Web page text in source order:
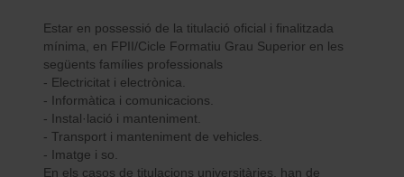
Estar en possessió de la titulació oficial i finalitzada
mínima, en FPII/Cicle Formatiu Grau Superior en les
següents famílies professionals
- Electricitat i electrònica.
- Informàtica i comunicacions.
- Instal·lació i manteniment.
- Transport i manteniment de vehicles.
- Imatge i so.
En els casos de titulacions universitàries, han de